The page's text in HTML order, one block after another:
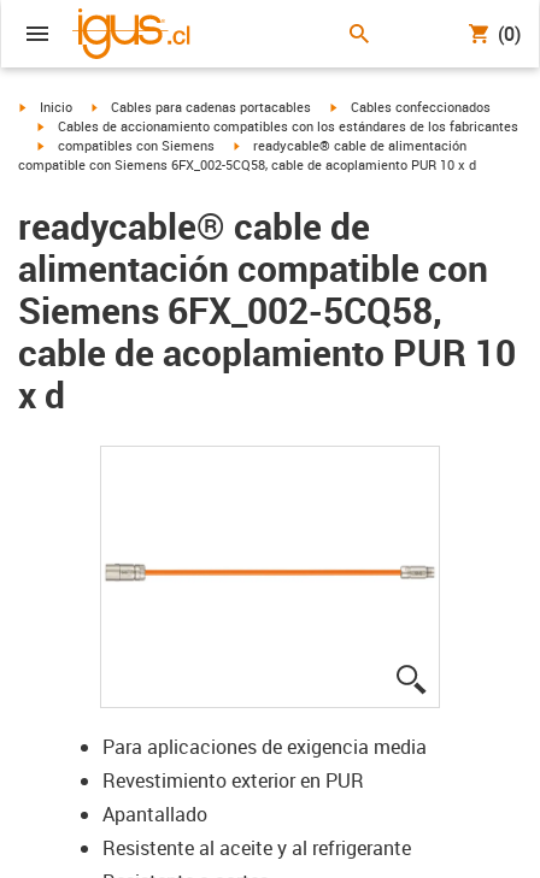
(0)
igus-icon-arrow-right
Inicio igus-icon-arrow-right
Cables para cadenas portacables igus-icon-arrow-right
Cables confeccionados
igus-icon-arrow-right
Cables de accionamiento compatibles con los estándares de los fabricantes
igus-icon-arrow-right
compatibles con Siemens igus-icon-arrow-right
readycable® cable de alimentación
compatible con Siemens 6FX_002-5CQ58, cable de acoplamiento PUR 10 x d
readycable® cable de
alimentación compatible con
Siemens 6FX_002-5CQ58,
cable de acoplamiento PUR 10
x d
Para aplicaciones de exigencia media
Revestimiento exterior en PUR
Apantallado
Resistente al aceite y al refrigerante